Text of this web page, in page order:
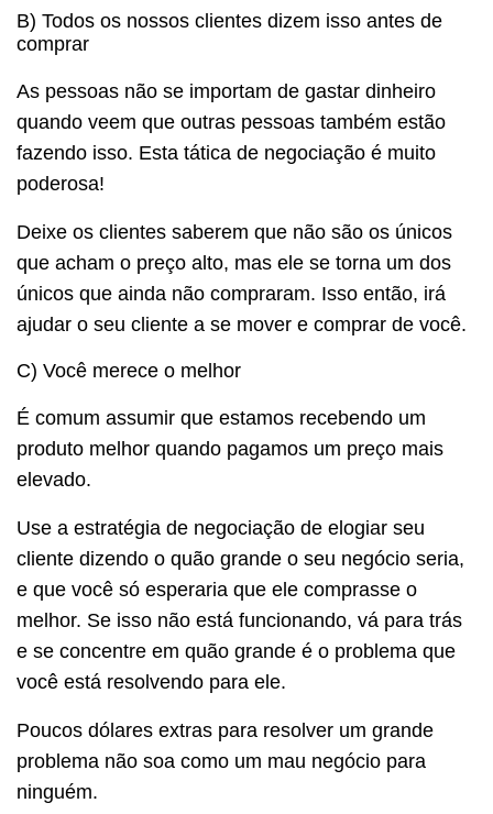
B) Todos os nossos clientes dizem isso antes de
comprar
As pessoas não se importam de gastar dinheiro
quando veem que outras pessoas também estão
fazendo isso. Esta tática de negociação é muito
poderosa!
Deixe os clientes saberem que não são os únicos
que acham o preço alto, mas ele se torna um dos
únicos que ainda não compraram. Isso então, irá
ajudar o seu cliente a se mover e comprar de você.
C) Você merece o melhor
É comum assumir que estamos recebendo um
produto melhor quando pagamos um preço mais
elevado.
Use a estratégia de negociação de elogiar seu
cliente dizendo o quão grande o seu negócio seria,
e que você só esperaria que ele comprasse o
melhor. Se isso não está funcionando, vá para trás
e se concentre em quão grande é o problema que
você está resolvendo para ele.
Poucos dólares extras para resolver um grande
problema não soa como um mau negócio para
ninguém.